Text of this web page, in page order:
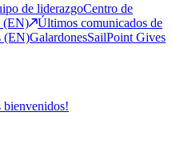
de liderazgoCentro de
(EN)
Últimos comunicados de
(EN)GalardonesSailPoint Gives
bienvenidos!